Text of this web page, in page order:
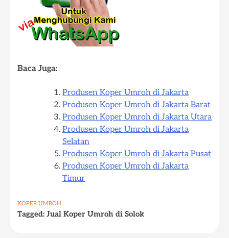
Baca Juga:
Produsen Koper Umroh di Jakarta
Produsen Koper Umroh di Jakarta Barat
Produsen Koper Umroh di Jakarta Utara
Produsen Koper Umroh di Jakarta
Selatan
Produsen Koper Umroh di Jakarta Pusat
Produsen Koper Umroh di Jakarta
Timur
KOPER UMROH
Tagged: Jual Koper Umroh di Solok